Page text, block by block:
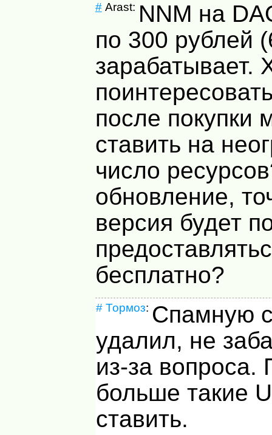
#Arast: NNM на
по 300 рублей
зарабатывает.
после покупки
ставить на
число
обновление,
версия будет
бесплатно?
# Тормоз: Спамную
удалил, не
из-за вопроса.
больше такие
ставить.